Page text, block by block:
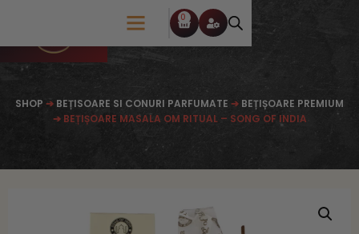
0
SHOP ➔ BEȚISOARE SI CONURI PARFUMATE ➔ BEȚIȘOARE PREMIUM
➔ BEȚIȘOARE MASALA OM RITUAL – SONG OF INDIA